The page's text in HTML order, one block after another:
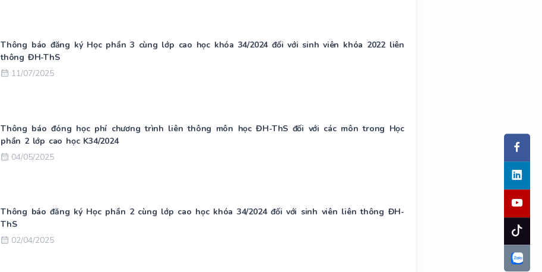
Thông báo đăng ký Học phần 3 cùng lớp cao học khóa 34/2024 đối với sinh viên khóa 2022 liên
thông ĐH-ThS
11/07/2025
Thông báo đóng học phí chương trình liên thông môn học ĐH-ThS đối với các môn trong Học
phần 2 lớp cao học K34/2024
04/05/2025
Thông báo đăng ký Học phần 2 cùng lớp cao học khóa 34/2024 đối với sinh viên liên thông ĐH-
ThS
02/04/2025